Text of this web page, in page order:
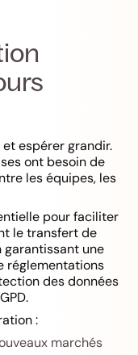
espérer grandir.
ont besoin de
les équipes, les
pour faciliter
le transfert de
garantissant une
réglementations
des données
:
marchés